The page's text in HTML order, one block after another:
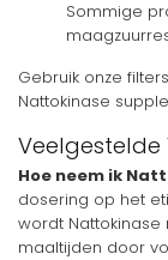
Sommige
Gebruik onze
Nattokinase
Veelgestelde
Hoe neem ik
dosering op het
wordt
maaltijden door